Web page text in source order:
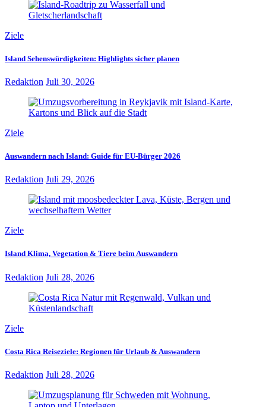
Ziele
Island Sehenswürdigkeiten: Highlights sicher planen
Redaktion Juli 30, 2026
Ziele
Auswandern nach Island: Guide für EU-Bürger 2026
Redaktion Juli 29, 2026
Ziele
Island Klima, Vegetation & Tiere beim Auswandern
Redaktion Juli 28, 2026
Ziele
Costa Rica Reiseziele: Regionen für Urlaub & Auswandern
Redaktion Juli 28, 2026